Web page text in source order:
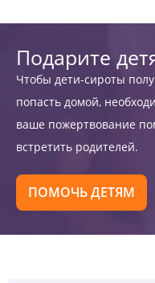
Подарите
Чтобы дети-сироты
попасть домой,
ваше пожертвование
встретить родителей.
ПОМОЧЬ ДЕТЯМ